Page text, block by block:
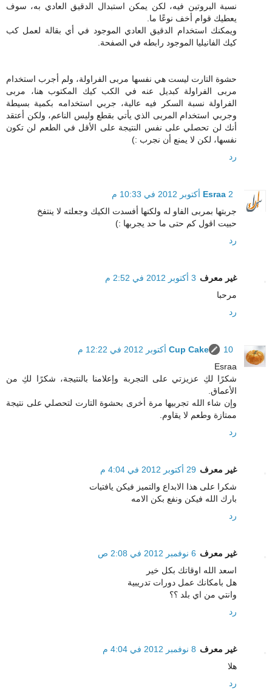
نسبة البروتين فيه، لكن يمكن استبدال الدقيق العادي به، سوف
يعطيك قوام أخف نوعًا ما.
ويمكنك استخدام الدقيق العادي الموجود في أي بقالة لعمل كب
كيك الفانيليا الموجود رابطه في الصفحة.
حشوة التارت ليست هي نفسها مربى الفراولة، ولم أجرب استخدام
مربى الفراولة كبديل عنه في الكب كيك المكتوب هنا، مربى
الفراولة نسبة السكر فيه عالية، جربي استخدامه بكمية بسيطة
وجربي استخدام المربى الذي يأتي بقطع وليس الناعم، ولكن أعتقد
أنك لن تحصلي على نفس النتيجة على الأقل في الطعم لن تكون
نفسها، لكن لا يمنع أن نجرب :)
رد
Esraa 2 أكتوبر 2012 في 10:33 م
جربتها بمربى الفاو له ولكنها أفسدت الكيك وجعلته لا ينتفخ
حبيت اقول كم حتى ما حد يجربها :)
رد
غير معرف 3 أكتوبر 2012 في 2:52 م
مرحبا
رد
Cup Cake
10 أكتوبر 2012 في 12:22 م
Esraa
شكرًا لكِ عزيزتي على التجربة وإعلامنا بالنتيجة، شكرًا لكِ من
الأعماق.
وإن شاء الله تجربيها مرة أخرى بحشوة التارت لتحصلي على نتيجة
ممتازة وطعم لا يقاوم.
رد
غير معرف 29 أكتوبر 2012 في 4:04 م
شكرا على هذا الابداع والتميز فيكن يافتيات
بارك الله فيكن ونفع بكن الامه
رد
غير معرف 6 نوفمبر 2012 في 2:08 ص
اسعد الله اوقاتك بكل خير
هل بامكانك عمل دورات تدريبية
وانتي من اي بلد ؟؟
رد
غير معرف 8 نوفمبر 2012 في 4:04 م
هلا
رد